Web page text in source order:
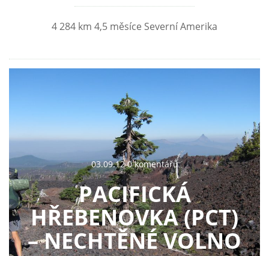
4 284 km 4,5 měsíce Severní Amerika
03.09.12 0 komentářů
PACIFICKÁ
HŘEBENOVKA (PCT)
–⁠⁠⁠⁠⁠⁠⁠⁠⁠⁠⁠⁠⁠⁠⁠ NECHTĚNÉ VOLNO